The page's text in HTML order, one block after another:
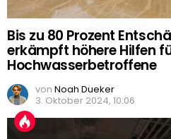
Bis zu 80 Prozent
erkämpft höhere Hilfen
Hochwasserbetroffene
von Noah Dueker
3. Oktober 2024, 10:06